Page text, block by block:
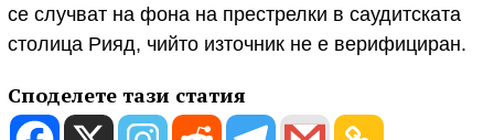
се случват на фона на престрелки в саудитската
столица Рияд, чийто източник не е верифициран.
Споделете тази статия